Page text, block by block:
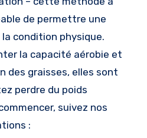
de permettre une
condition physique.
la capacité aérobie et
des graisses, elles sont
perdre du poids
suivez nos
: